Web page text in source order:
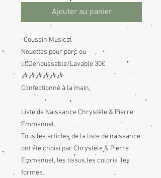
Ajouter au panier
-Coussin Musical
Nouettes pour parc ou
lit.Dehoussable/Lavable 30€
🎶🎶🎶🎶🎶🎶
Confectionné à la main.
Liste de Naissance Chrystèle & Pierre
Emmanuel.
Tous les articles de la liste de naissance
ont été choisi par Chrystèle & Pierre
Emmanuel, les tissus,les coloris ,les
formes.